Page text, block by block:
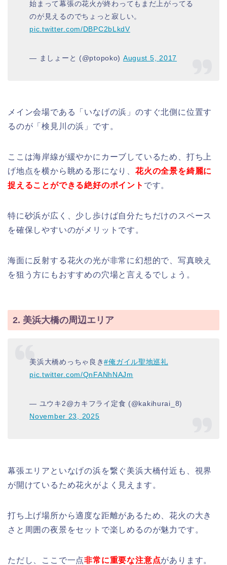
始まって幕張の花火が終わってもまだ上がってる
のが見えるのでちょっと寂しい。
pic.twitter.com/DBPC2bLkdV
— ましょーと (@ptopoko) August 5, 2017
メイン会場である「いなげの浜」のすぐ北側に位置す
るのが「検見川の浜」です。
ここは海岸線が緩やかにカーブしているため、打ち上
げ地点を横から眺める形になり、 花火の全景を綺麗に
捉えることができる絶好のポイント です。
特に砂浜が広く、少し歩けば自分たちだけのスペース
を確保しやすいのがメリットです。
海面に反射する花火の光が非常に幻想的で、写真映え
を狙う方にもおすすめの穴場と言えるでしょう。
2. 美浜大橋の周辺エリア
美浜大橋めっちゃ良き#俺ガイル聖地巡礼
pic.twitter.com/QnFANhNAJm
— ユウキ2@カキフライ定食 (@kakihurai_8)
November 23, 2025
幕張エリアといなげの浜を繋ぐ美浜大橋付近も、視界
が開けているため花火がよく見えます。
打ち上げ場所から適度な距離があるため、花火の大き
さと周囲の夜景をセットで楽しめるのが魅力です。
ただし、ここで一点非常に重要な注意点があります。